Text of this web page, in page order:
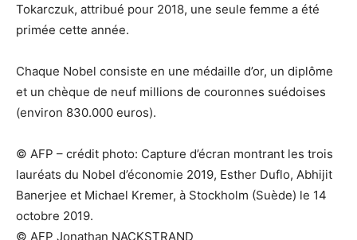
Tokarczuk, attribué pour 2018, une seule femme a été
primée cette année.
Chaque Nobel consiste en une médaille d’or, un diplôme
et un chèque de neuf millions de couronnes suédoises
(environ 830.000 euros).
© AFP – crédit photo: Capture d’écran montrant les trois
lauréats du Nobel d’économie 2019, Esther Duflo, Abhijit
Banerjee et Michael Kremer, à Stockholm (Suède) le 14
octobre 2019.
© AFP Jonathan NACKSTRAND